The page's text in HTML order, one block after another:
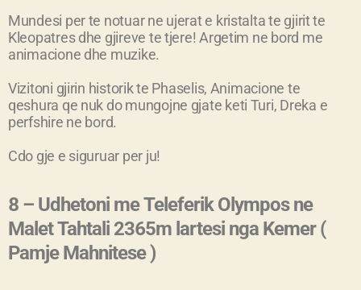
Mundesi per te notuar ne ujerat e kristalta te gjirit te
Kleopatres dhe gjireve te tjere! Argetim ne bord me
animacione dhe muzike.
Vizitoni gjirin historik te Phaselis, Animacione te
qeshura qe nuk do mungojne gjate keti Turi, Dreka e
perfshire ne bord.
Cdo gje e siguruar per ju!
8 – Udhetoni me Teleferik Olympos ne
Malet Tahtali 2365m lartesi nga Kemer (
Pamje Mahnitese )